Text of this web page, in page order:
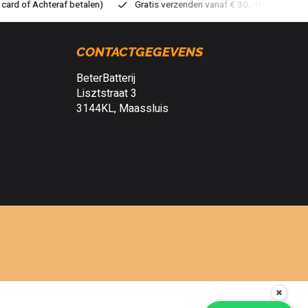
verzenden vanaf € 30,- (NL) Verzendkosten € 2,95 (NL)
CONTACTGEGEVENS
BeterBatterij
Lisztstraat 3
3144KL, Maassluis
✖